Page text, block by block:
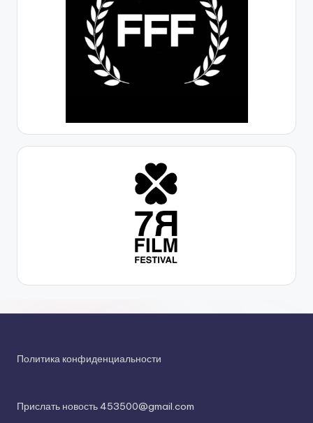
Политика конфиденциальности
Прислать новость 453500@gmail.com